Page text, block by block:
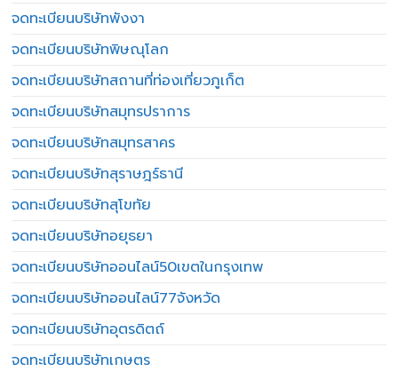
จดทะเบียนบริษัทพังงา
จดทะเบียนบริษัทพิษณุโลก
จดทะเบียนบริษัทสถานที่ท่องเที่ยวภูเก็ต
จดทะเบียนบริษัทสมุทรปราการ
จดทะเบียนบริษัทสมุทรสาคร
จดทะเบียนบริษัทสุราษฎร์ธานี
จดทะเบียนบริษัทสุโขทัย
จดทะเบียนบริษัทอยุธยา
จดทะเบียนบริษัทออนไลน์50เขตในกรุงเทพ
จดทะเบียนบริษัทออนไลน์77จังหวัด
จดทะเบียนบริษัทอุตรดิตถ์
จดทะเบียนบริษัทเกษตร